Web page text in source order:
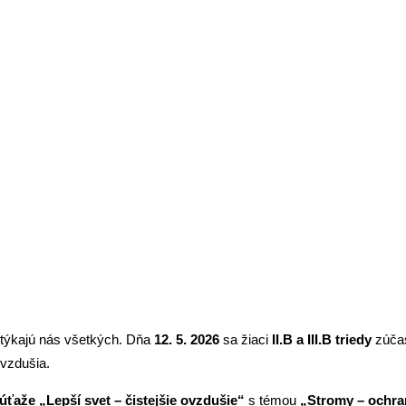
nás všetkých. Dňa 12. 5. 2026 sa žiaci II.B a III.B triedy
„Lepší svet – čistejšie ovzdušie“ s témou „Stromy –